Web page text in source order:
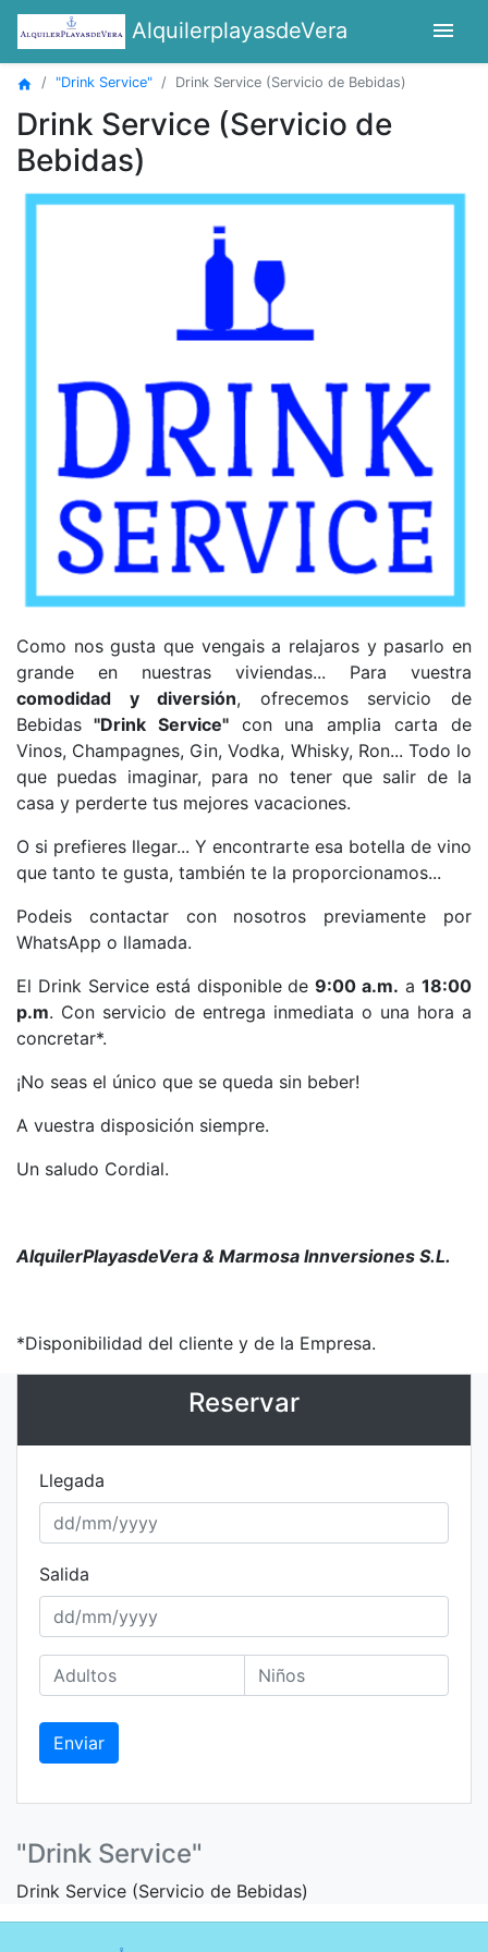
AlquilerplayasdeVera menu
home "Drink Service" Drink Service (Servicio de Bebidas)
Drink Service (Servicio de
Bebidas)
Previous
Como nos gusta que vengais a relajaros y pasarlo en
grande en nuestras viviendas... Para vuestra
comodidad y diversión, ofrecemos servicio de
Bebidas "Drink Service"con una amplia carta de
Vinos, Champagnes, Gin, Vodka, Whisky, Ron... Todo lo
que puedas imaginar, para no tener que salir de la
casa y perderte tus mejores vacaciones.
O si prefieres llegar... Y encontrarte esa botella de vino
que tanto te gusta, también te la proporcionamos...
Podeis contactar con nosotros previamente por
WhatsApp o llamada.
El Drink Service está disponible de9:00 a.m. a18:00
p.m. Con servicio de entrega inmediata o una hora a
concretar*.
¡No seas el único que se queda sin beber!
A vuestra disposición siempre.
Un saludo Cordial.
AlquilerPlayasdeVera & Marmosa Innversiones S.L.
*Disponibilidad del cliente y de la Empresa.
Reservar
Llegada
Salida
Enviar
"Drink Service"
Drink Service (Servicio de Bebidas)